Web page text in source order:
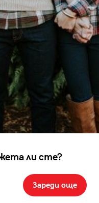
ли сте?
Зареди още